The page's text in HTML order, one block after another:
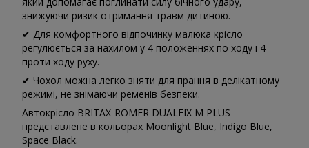
знижуючи ризик отримання травм дитиною.
✔ Для комфортного відпочинку малюка крісло
регулюється за нахилом у 4 положеннях по ходу і 4
проти ходу руху.
✔ Чохол можна легко зняти для прання в делікатному
режимі, не знімаючи ременів безпеки.
Автокрісло BRITAX-ROMER DUALFIX M PLUS
представлене в кольорах Moonlight Blue, Indigo Blue,
Space Black.